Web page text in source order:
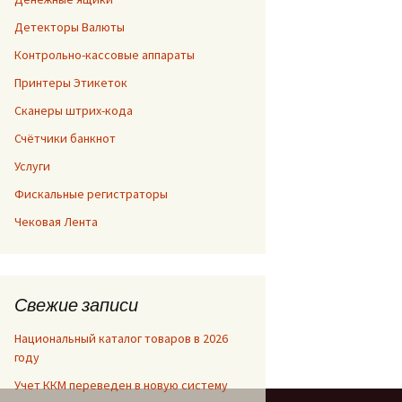
Детекторы Валюты
Контрольно-кассовые аппараты
Принтеры Этикеток
Сканеры штрих-кода
Счётчики банкнот
Услуги
Фискальные регистраторы
Чековая Лента
Свежие записи
Национальный каталог товаров в 2026
году
Учет ККМ переведен в новую систему